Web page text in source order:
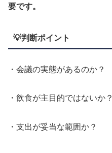
要です。
💡判断ポイント
・会議の実態があるのか？
・飲食が主目的ではないか？
・支出が妥当な範囲か？